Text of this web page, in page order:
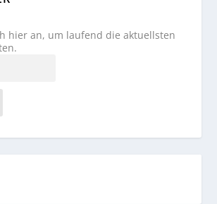
hier an, um laufend die aktuellsten